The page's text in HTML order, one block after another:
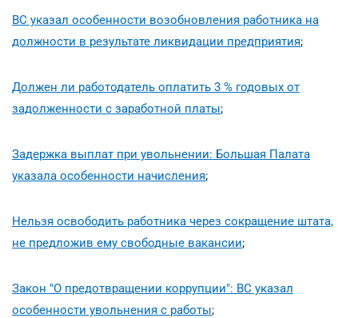
ВС указал особенности возобновления работника на
должности в результате ликвидации предприятия;
Должен ли работодатель оплатить 3 % годовых от
задолженности с заработной платы;
Задержка выплат при увольнении: Большая Палата
указала особенности начисления;
Нельзя освободить работника через сокращение штата,
не предложив ему свободные вакансии;
Закон "О предотвращении коррупции": ВС указал
особенности увольнения с работы;